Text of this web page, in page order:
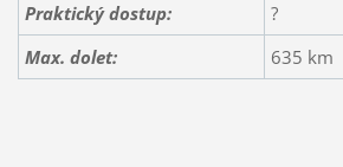
Praktický dostup:
?
Max. dolet:
635 km